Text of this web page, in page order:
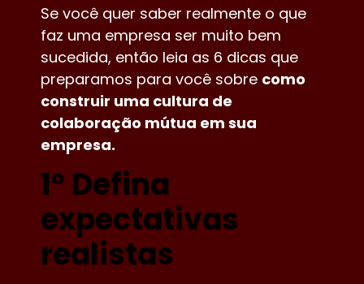
Se você quer saber realmente o que
faz uma empresa ser muito bem
sucedida, então leia as 6 dicas que
preparamos para você sobre como
construir uma cultura de
colaboração mútua em sua
empresa.
1º Defina
expectativas
realistas